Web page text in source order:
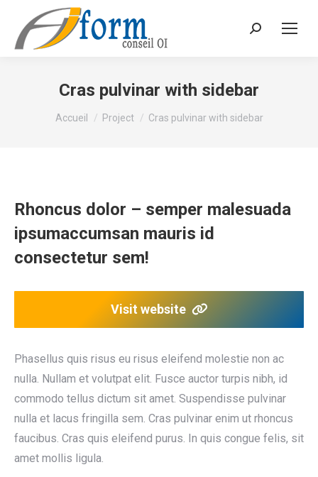
Recherche
Cras pulvinar with sidebar
Vous êtes ici :
Accueil Project Cras pulvinar with sidebar
Rhoncus dolor – semper malesuada
ipsumaccumsan mauris id
consectetur sem!
Visit website
Phasellus quis risus eu risus eleifend molestie non ac
nulla. Nullam et volutpat elit. Fusce auctor turpis nibh, id
commodo tellus dictum sit amet. Suspendisse pulvinar
nulla et lacus fringilla sem. Cras pulvinar enim ut rhoncus
faucibus. Cras quis eleifend purus. In quis congue felis, sit
amet mollis ligula.